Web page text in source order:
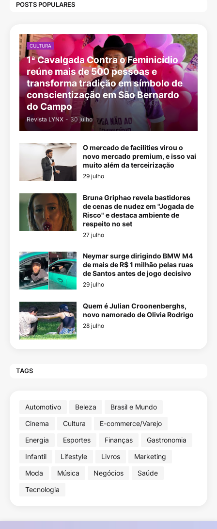
POSTS POPULARES
CULTURA
1ª Cavalgada Contra o Feminicídio
reúne mais de 500 pessoas e
transforma tradição em símbolo de
conscientização em São Bernardo
do Campo
Revista LYNX - 30 julho
O mercado de facilities virou o
novo mercado premium, e isso vai
muito além da terceirização
29 julho
Bruna Griphao revela bastidores
de cenas de nudez em "Jogada de
Risco" e destaca ambiente de
respeito no set
27 julho
Neymar surge dirigindo BMW M4
de mais de R$ 1 milhão pelas ruas
de Santos antes de jogo decisivo
29 julho
Quem é Julian Croonenberghs,
novo namorado de Olivia Rodrigo
28 julho
TAGS
Automotivo Beleza
Brasil e Mundo
Cinema
Cultura
E-commerce/Varejo
Energia
Esportes Finanças
Gastronomia
Infantil
Lifestyle Livros
Marketing
Moda
Música Negócios
Saúde
Tecnologia